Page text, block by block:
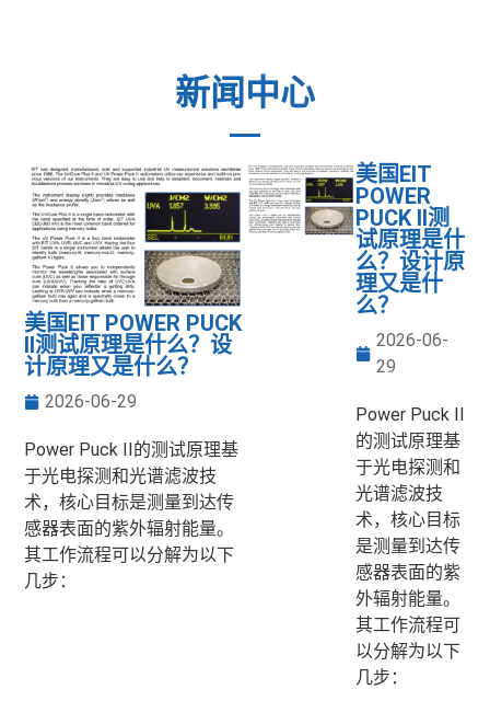
新闻中心
美国EIT POWER PUCK
II测试原理是什么？设
计原理又是什么？
2026-06-29
Power Puck II的测试原理基
于光电探测和光谱滤波技
术，核心目标是测量到达传
感器表面的紫外辐射能量。
其工作流程可以分解为以下
几步：
美国EIT
POWER
PUCK II测
试原理是什
么？设计原
理又是什
么？
2026-06-
29
Power Puck II
的测试原理基
于光电探测和
光谱滤波技
术，核心目标
是测量到达传
感器表面的紫
外辐射能量。
其工作流程可
以分解为以下
几步：